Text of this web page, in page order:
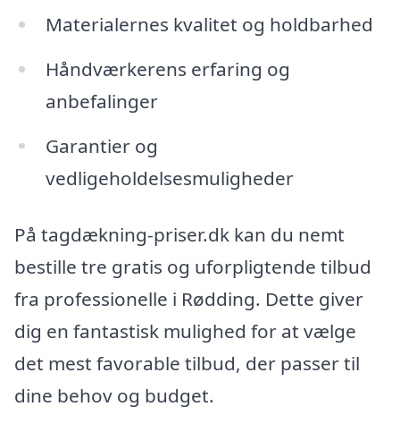
Materialernes kvalitet og holdbarhed
Håndværkerens erfaring og
anbefalinger
Garantier og
vedligeholdelsesmuligheder
På tagdækning-priser.dk kan du nemt
bestille tre gratis og uforpligtende tilbud
fra professionelle i Rødding. Dette giver
dig en fantastisk mulighed for at vælge
det mest favorable tilbud, der passer til
dine behov og budget.